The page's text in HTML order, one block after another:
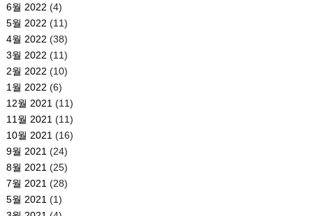
6월 2022 (4)
5월 2022 (11)
4월 2022 (38)
3월 2022 (11)
2월 2022 (10)
1월 2022 (6)
12월 2021 (11)
11월 2021 (11)
10월 2021 (16)
9월 2021 (24)
8월 2021 (25)
7월 2021 (28)
5월 2021 (1)